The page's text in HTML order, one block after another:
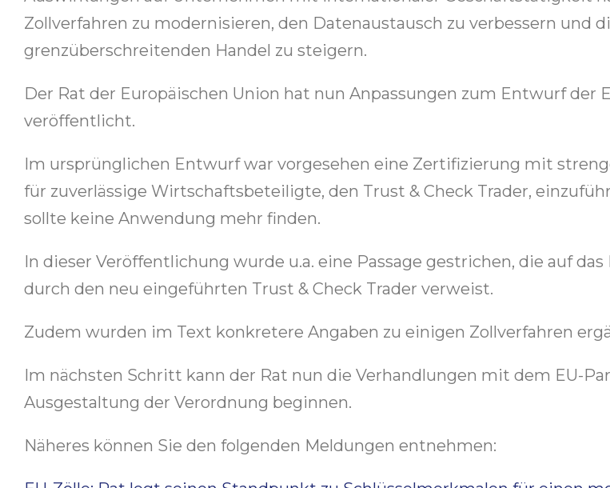
Zollverfahren zu modernisieren, den Datenaustausch zu verbessern und
grenzüberschreitenden Handel zu steigern.
Der Rat der Europäischen Union hat nun Anpassungen zum Entwurf der
veröffentlicht.
Im ursprünglichen Entwurf war vorgesehen eine Zertifizierung mit
für zuverlässige Wirtschaftsbeteiligte, den Trust & Check Trader,
sollte keine Anwendung mehr finden.
In dieser Veröffentlichung wurde u.a. eine Passage gestrichen, die auf das
durch den neu eingeführten Trust & Check Trader verweist.
Zudem wurden im Text konkretere Angaben zu einigen Zollverfahren
Im nächsten Schritt kann der Rat nun die Verhandlungen mit dem EU-
Ausgestaltung der Verordnung beginnen.
Näheres können Sie den folgenden Meldungen entnehmen: